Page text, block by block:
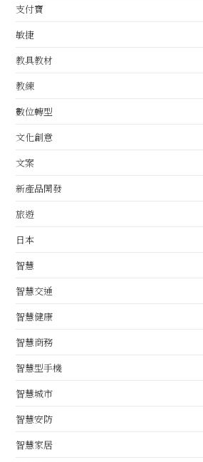
支付寶
敏捷
教具教材
教練
數位轉型
文化創意
文案
新產品開發
旅遊
日本
智慧
智慧交通
智慧健康
智慧商務
智慧型手機
智慧城市
智慧安防
智慧家居